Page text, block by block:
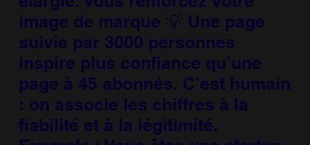
image de marque 💡 Une page
suivie par 3000 personnes
inspire plus confiance qu’une
page à 45 abonnés. C’est humain
: on associe les chiffres à la
fiabilité et à la légitimité.